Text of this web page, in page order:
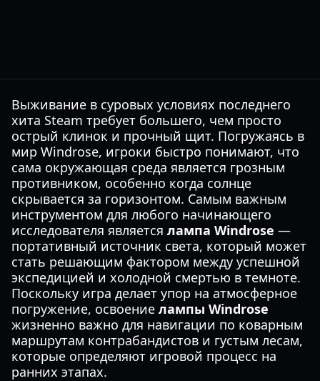
Выживание в суровых условиях последнего
хита Steam требует большего, чем просто
острый клинок и прочный щит. Погружаясь в
мир Windrose, игроки быстро понимают, что
сама окружающая среда является грозным
противником, особенно когда солнце
скрывается за горизонтом. Самым важным
инструментом для любого начинающего
исследователя является лампа Windrose —
портативный источник света, который может
стать решающим фактором между успешной
экспедицией и холодной смертью в темноте.
Поскольку игра делает упор на атмосферное
погружение, освоение лампы Windrose
жизненно важно для навигации по коварным
маршрутам контрабандистов и густым лесам,
которые определяют игровой процесс на
ранних этапах.